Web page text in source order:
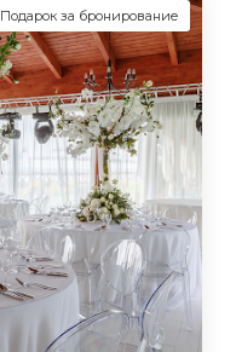
Подарок за бронирование